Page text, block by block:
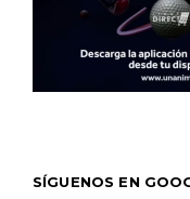
SÍGUENOS EN